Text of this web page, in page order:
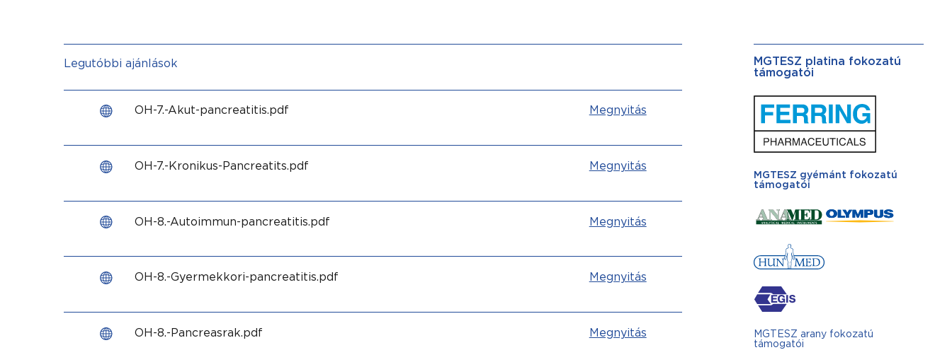
Legutóbbi ajánlások
OH-7.-Akut-pancreatitis.pdf Megnyitás
OH-7.-Kronikus-Pancreatits.pdf Megnyitás
OH-8.-Autoimmun-pancreatitis.pdf Megnyitás
OH-8.-Gyermekkori-pancreatitis.pdf Megnyitás
OH-8.-Pancreasrak.pdf Megnyitás
MGTESZ platina fokozatú
támogatói
MGTESZ gyémánt fokozatú
támogatói
MGTESZ arany fokozatú
támogatói